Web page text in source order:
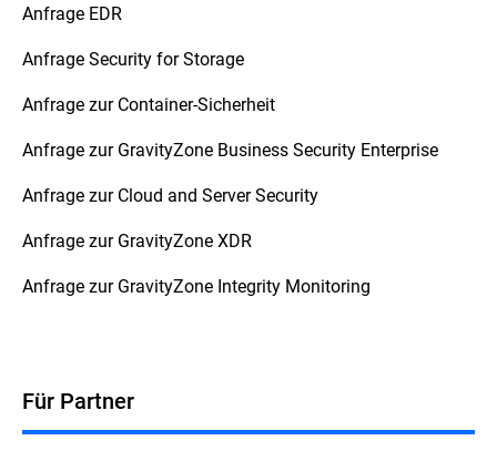
Anfrage EDR
Anfrage Security for Storage
Anfrage zur Container-Sicherheit
Anfrage zur GravityZone Business Security Enterprise
Anfrage zur Cloud and Server Security
Anfrage zur GravityZone XDR
Anfrage zur GravityZone Integrity Monitoring
Für Partner